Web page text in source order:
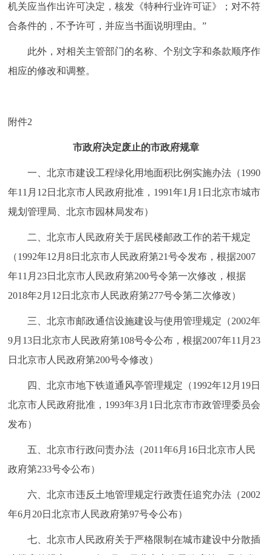
机关应当作出许可决定，核发《特种行业许可证》；对不符
合条件的，不予许可，并应当书面说明理由。”
此外，对相关主管部门的名称、个别文字和条款顺序作
相应的修改和调整。
附件2
市政府决定废止的市政府规章
一、北京市建设工程绿化用地面积比例实施办法（1990
年11月12日北京市人民政府批准，1991年1月1日北京市城市
规划管理局、北京市园林局发布）
二、北京市人民政府关于居民楼邮政工作的若干规定
（1992年12月8日北京市人民政府第21号令发布，根据2007
年11月23日北京市人民政府第200号令第一次修改，根据
2018年2月12日北京市人民政府第277号令第二次修改）
三、北京市邮政通信设施建设与使用管理规定（2002年
9月13日北京市人民政府第108号令公布，根据2007年11月23
日北京市人民政府第200号令修改）
四、北京市地下铁道通风亭管理规定（1992年12月19日
北京市人民政府批准，1993年3月1日北京市市政管理委员会
发布）
五、北京市行政问责办法（2011年6月16日北京市人民
政府第233号令公布）
六、北京市违反土地管理规定行政责任追究办法（2002
年6月20日北京市人民政府第97号令公布）
七、北京市人民政府关于严格限制在城市建设中分散插